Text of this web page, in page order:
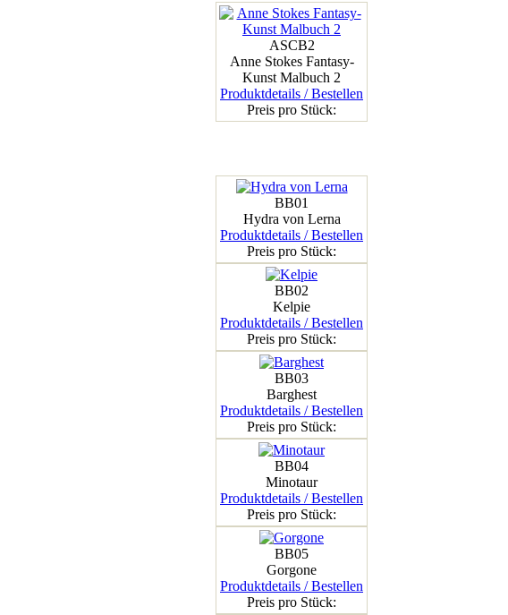
ASCB2
Anne Stokes Fantasy-
Kunst Malbuch 2
Produktdetails / Bestellen
Preis pro Stück:
BB01
Hydra von Lerna
Produktdetails / Bestellen
Preis pro Stück:
BB02
Kelpie
Produktdetails / Bestellen
Preis pro Stück:
BB03
Barghest
Produktdetails / Bestellen
Preis pro Stück:
BB04
Minotaur
Produktdetails / Bestellen
Preis pro Stück:
BB05
Gorgone
Produktdetails / Bestellen
Preis pro Stück: